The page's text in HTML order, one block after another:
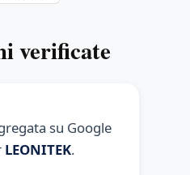
verificate
su Google
LEONITEK.